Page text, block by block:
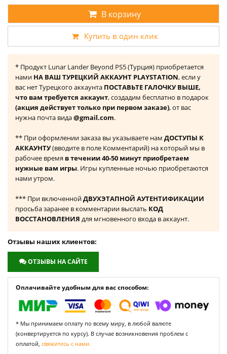
В корзину
Купить в один клик
* Продукт Lunar Lander Beyond PS5 (Турция) приобретается
нами НА ВАШ ТУРЕЦКИЙ АККАУНТ PLAYSTATION, если у
вас нет Турецкого аккаунта ПОСТАВЬТЕ ГАЛОЧКУ ВЫШЕ,
что вам требуется аккаунт, создадим бесплатно в подарок
(акция действует только при первом заказе), от вас
нужна почта вида@gmail.com.
** При оформлении заказа вы указываете нам ДОСТУПЫ К
АККАУНТУ(вводите в поле Комментарий) на который мы в
рабочее время в течении 40-50 минут приобретаем
нужные вам игры. Игры купленные ночью приобретаются
нами утром.
*** При включеннойДВУХЭТАПНОЙ АУТЕНТИФИКАЦИИ
просьба заранее в комментарии выслать КОД
ВОССТАНОВЛЕНИЯ для мгновенного входа в аккаунт.
Отзывы наших клиентов:
ОТЗЫВЫ НА САЙТЕ
Оплачивайте удобным для вас способом:
* Мы принимаем оплату по всему миру, в любой валюте
(конвертируется по курсу). В случае возникновения проблем с
оплатой, свяжитесь с нами.